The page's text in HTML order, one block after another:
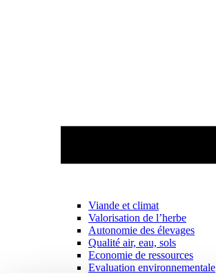
Viande et climat
Valorisation de l’herbe
Autonomie des élevages
Qualité air, eau, sols
Economie de ressources
Evaluation environnementale